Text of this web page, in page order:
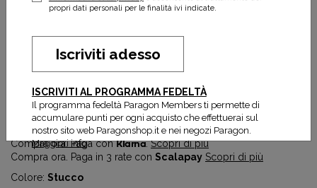
Stomp Lined Clog Woman
60,13 € 85,90 €
Prezzo più basso degli ultimi 30 gg:60,13 €
Compra ora. Paga conKlarna.Scopri di più
Compra ora. Paga in 3 rate con Scalapay Scopri di più
Colore: Stucco
propri dati personali per le finalità ivi indicate.
Iscriviti adesso
ISCRIVITI AL PROGRAMMA FEDELTÀ
Il programma fedeltà Paragon Members ti permette di
accumulare punti per ogni acquisto che effettuerai sul
nostro sito web Paragonshop.it e nei negozi Paragon.
Maggiori info